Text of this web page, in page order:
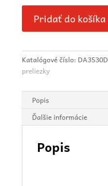
Pridať do košíka
Katalógové číslo: DA3530D
preliezky
Popis
Ďalšie informácie
Popis